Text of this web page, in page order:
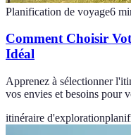
Planification de voyage6
Comment Choisir
Idéal
Apprenez à sélectionner
vos envies et besoins pour
itinéraire d'exploration